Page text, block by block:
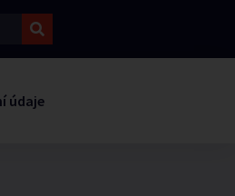
údaje